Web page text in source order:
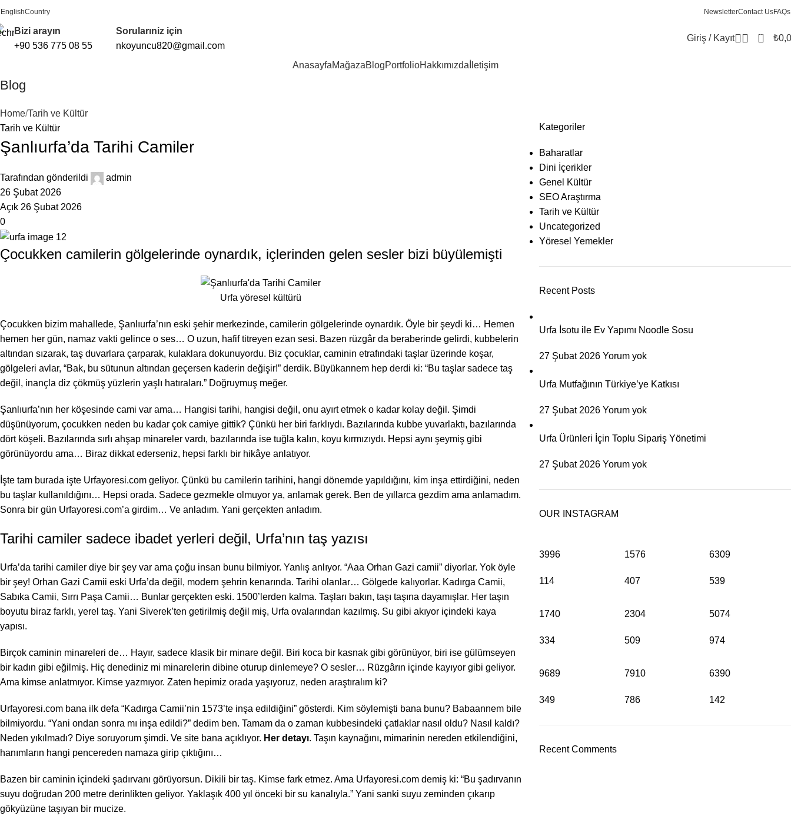
EnglishCountry NewsletterContact UsFAQs
Bizi arayın
+90 536 775 08 55
Sorularıniz için
nkoyuncu820@gmail.com
Giriş / Kayıt 0 ₺
AnasayfaMağazaBlogPortfolioHakkımızda İletişim
Blog
Home Tarih ve Kültür
Tarih ve Kültür
Şanlıurfa’da Tarihi Camiler
Tarafından gönderildi
admin
26 Şubat 2026
Açık 26 Şubat 2026
0
Çocukken camilerin gölgelerinde oynardık, içlerinden gelen sesler bizi büyülemişti
Urfa yöresel kültürü
Çocukken bizim mahallede, Şanlıurfa’nın eski şehir merkezinde, camilerin gölgelerinde oynardık. Öyle bir şeydi ki… Hemen
hemen her gün, namaz vakti gelince o ses… O uzun, hafif titreyen ezan sesi. Bazen rüzgâr da beraberinde gelirdi, kubbelerin
altından sızarak, taş duvarlara çarparak, kulaklara dokunuyordu. Biz çocuklar, caminin etrafındaki taşlar üzerinde koşar,
gölgeleri avlar, “Bak, bu sütunun altından geçersen kaderin değişir!” derdik. Büyükannem hep derdi ki: “Bu taşlar sadece taş
değil, inançla diz çökmüş yüzlerin yaşlı hatıraları.” Doğruymuş meğer.
Şanlıurfa’nın her köşesinde cami var ama… Hangisi tarihi, hangisi değil, onu ayırt etmek o kadar kolay değil. Şimdi
düşünüyorum, çocukken neden bu kadar çok camiye gittik? Çünkü her biri farklıydı. Bazılarında kubbe yuvarlaktı, bazılarında
dört köşeli. Bazılarında sırlı ahşap minareler vardı, bazılarında ise tuğla kalın, koyu kırmızıydı. Hepsi aynı şeymiş gibi
görünüyordu ama… Biraz dikkat ederseniz, hepsi farklı bir hikâye anlatıyor.
İşte tam burada işte Urfayoresi.com geliyor. Çünkü bu camilerin tarihini, hangi dönemde yapıldığını, kim inşa ettirdiğini, neden
bu taşlar kullanıldığını… Hepsi orada. Sadece gezmekle olmuyor ya, anlamak gerek. Ben de yıllarca gezdim ama anlamadım.
Sonra bir gün Urfayoresi.com’a girdim… Ve anladım. Yani gerçekten anladım.
Tarihi camiler sadece ibadet yerleri değil, Urfa’nın taş yazısı
Urfa’da tarihi camiler diye bir şey var ama çoğu insan bunu bilmiyor. Yanlış anlıyor. “Aaa Orhan Gazi camii” diyorlar. Yok öyle
bir şey! Orhan Gazi Camii eski Urfa’da değil, modern şehrin kenarında. Tarihi olanlar… Gölgede kalıyorlar. Kadırga Camii,
Sabıka Camii, Sırrı Paşa Camii… Bunlar gerçekten eski. 1500’lerden kalma. Taşları bakın, taşı taşına dayamışlar. Her taşın
boyutu biraz farklı, yerel taş. Yani Siverek’ten getirilmiş değil miş, Urfa ovalarından kazılmış. Su gibi akıyor içindeki kaya
yapısı.
Birçok caminin minareleri de… Hayır, sadece klasik bir minare değil. Biri koca bir kasnak gibi görünüyor, biri ise gülümseyen
bir kadın gibi eğilmiş. Hiç denediniz mi minarelerin dibine oturup dinlemeye? O sesler… Rüzgârın içinde kayıyor gibi geliyor.
Ama kimse anlatmıyor. Kimse yazmıyor. Zaten hepimiz orada yaşıyoruz, neden araştıralım ki?
Urfayoresi.com bana ilk defa “Kadırga Camii’nin 1573’te inşa edildiğini” gösterdi. Kim söylemişti bana bunu? Babaannem bile
bilmiyordu. “Yani ondan sonra mı inşa edildi?” dedim ben. Tamam da o zaman kubbesindeki çatlaklar nasıl oldu? Nasıl kaldı?
Neden yıkılmadı? Diye soruyorum şimdi. Ve site bana açıklıyor. Her detayı. Taşın kaynağını, mimarinin nereden etkilendiğini,
hanımların hangi pencereden namaza girip çıktığını…
Bazen bir caminin içindeki şadırvanı görüyorsun. Dikili bir taş. Kimse fark etmez. Ama Urfayoresi.com demiş ki: “Bu şadırvanın
suyu doğrudan 200 metre derinlikten geliyor. Yaklaşık 400 yıl önceki bir su kanalıyla.” Yani sanki suyu zeminden çıkarıp
gökyüzüne taşıyan bir mucize.
Kategoriler
Baharatlar
Dini İçerikler
Genel Kültür
SEO Araştırma
Tarih ve Kültür
Uncategorized
Yöresel Yemekler
Recent Posts
Urfa İsotu ile Ev Yapımı Noodle Sosu
27 Şubat 2026 Yorum yok
Urfa Mutfağının Türkiye’ye Katkısı
27 Şubat 2026 Yorum yok
Urfa Ürünleri İçin Toplu Sipariş Yönetimi
27 Şubat 2026 Yorum yok
OUR INSTAGRAM
3996
114
1576
407
6309
539
1740
334
2304
509
5074
974
9689
349
7910
786
6390
142
Recent Comments